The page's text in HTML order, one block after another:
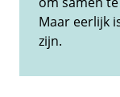
Maar eerlijk
zijn.